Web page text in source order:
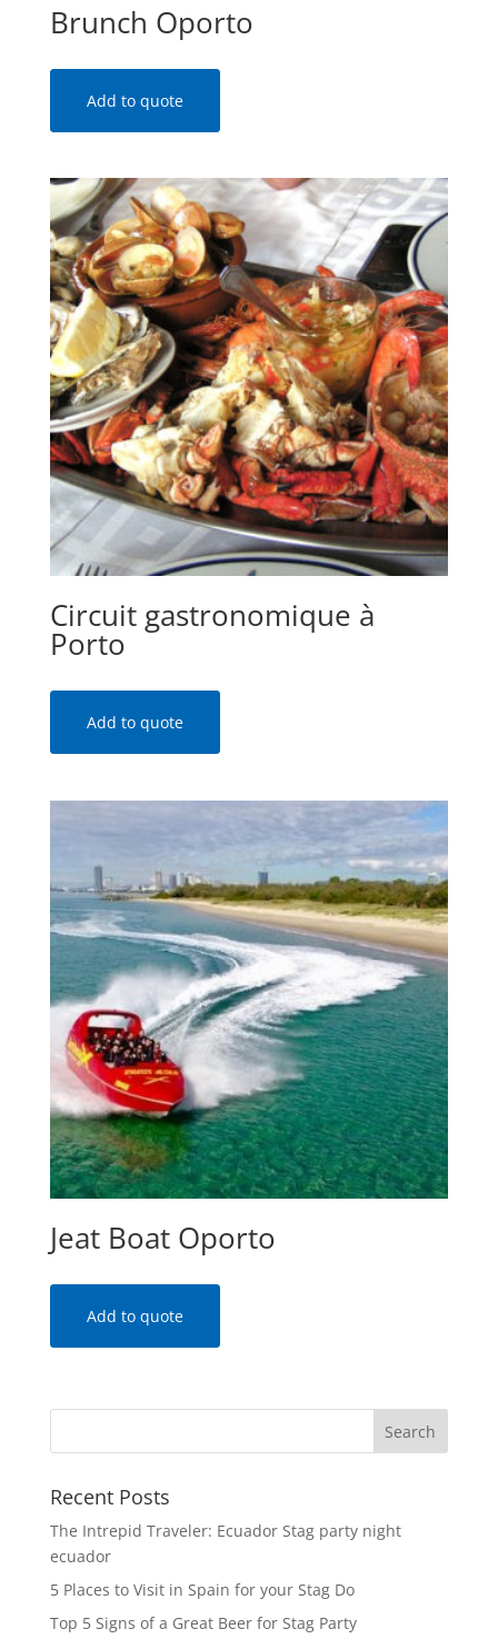
Brunch Oporto
Add to quote
Circuit gastronomique à
Porto
Add to quote
Jeat Boat Oporto
Add to quote
Recent Posts
The Intrepid Traveler: Ecuador Stag party night
ecuador
5 Places to Visit in Spain for your Stag Do
Top 5 Signs of a Great Beer for Stag Party